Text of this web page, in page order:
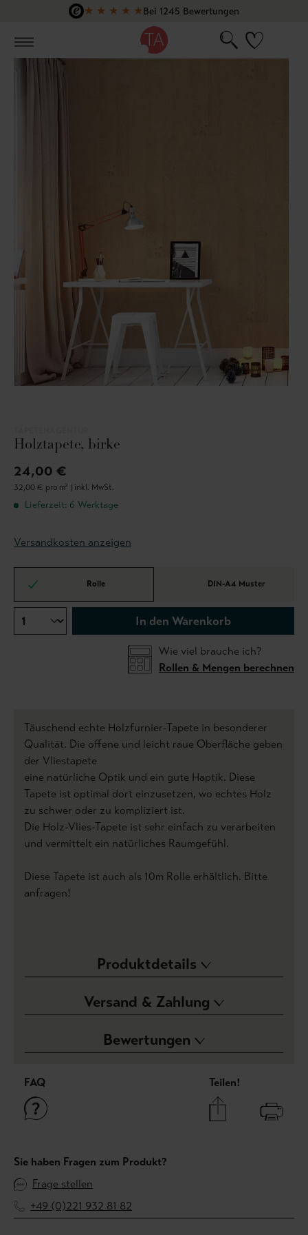
Zum Hauptinhalt springen
★ ★ ★ ★ ★Bei 1245 Bewertungen
Holztapete, birke
24,00 €
32,00 € pro m² | inkl. MwSt.
Lieferzeit: 6 Werktage
Versandkosten anzeigen
Rolle DIN-A4 Muster
In den Warenkorb
Wie viel brauche ich?
Rollen & Mengen berechnen
Täuschend echte Holzfurnier-Tapete in besonderer
Qualität. Die offene und leicht raue Oberfläche geben
der Vliestapete
eine natürliche Optik und ein gute Haptik. Diese
Tapete ist optimal dort einzusetzen, wo echtes Holz
zu schwer oder zu kompliziert ist.
Die Holz-Vlies-Tapete ist sehr einfach zu verarbeiten
und vermittelt ein natürliches Raumgefühl.
Diese Tapete ist auch als 10m Rolle erhältlich. Bitte
anfragen!
Produktdetails
Versand & Zahlung
Bewertungen
FAQ Teilen!
Sie haben Fragen zum Produkt?
Frage stellen
+49 (0)221 932 81 82